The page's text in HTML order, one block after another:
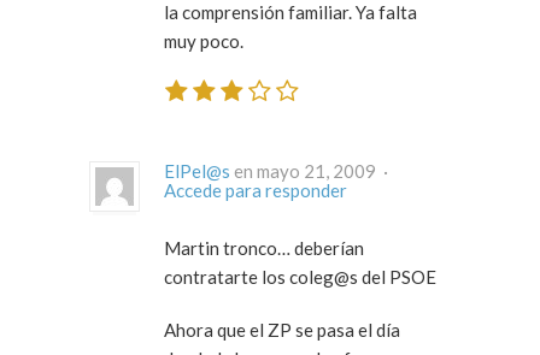
la comprensión familiar. Ya falta
muy poco.
ElPel@s
en mayo 21, 2009 ·
Accede para responder
Martin tronco… deberían
contratarte los coleg@s del PSOE
Ahora que el ZP se pasa el día